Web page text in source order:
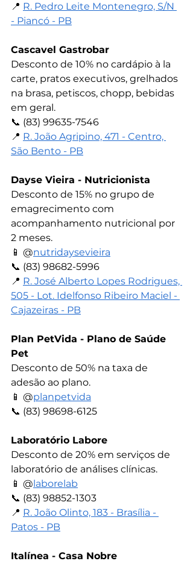
📍 R. Pedro Leite Montenegro, S/N
- Piancó - PB
Cascavel Gastrobar
Desconto de 10% no cardápio à la
carte, pratos executivos, grelhados
na brasa, petiscos, chopp, bebidas
em geral.
📞 (83) 99635-7546
📍 R. João Agripino, 471 - Centro,
São Bento - PB
Dayse Vieira - Nutricionista
Desconto de 15% no grupo de
emagrecimento com
acompanhamento nutricional por
2 meses.
📱 @nutridaysevieira
📞 (83) 98682-5996
📍 R. José Alberto Lopes Rodrigues,
505 - Lot. Idelfonso Ribeiro Maciel -
Cajazeiras - PB
Plan PetVida - Plano de Saúde
Pet
Desconto de 50% na taxa de
adesão ao plano.
📱 @planpetvida
📞 (83) 98698-6125
Laboratório Labore
Desconto de 20% em serviços de
laboratório de análises clínicas.
📱 @laborelab
📞 (83) 98852-1303
📍 R. João Olinto, 183 - Brasília -
Patos - PB
Italínea - Casa Nobre